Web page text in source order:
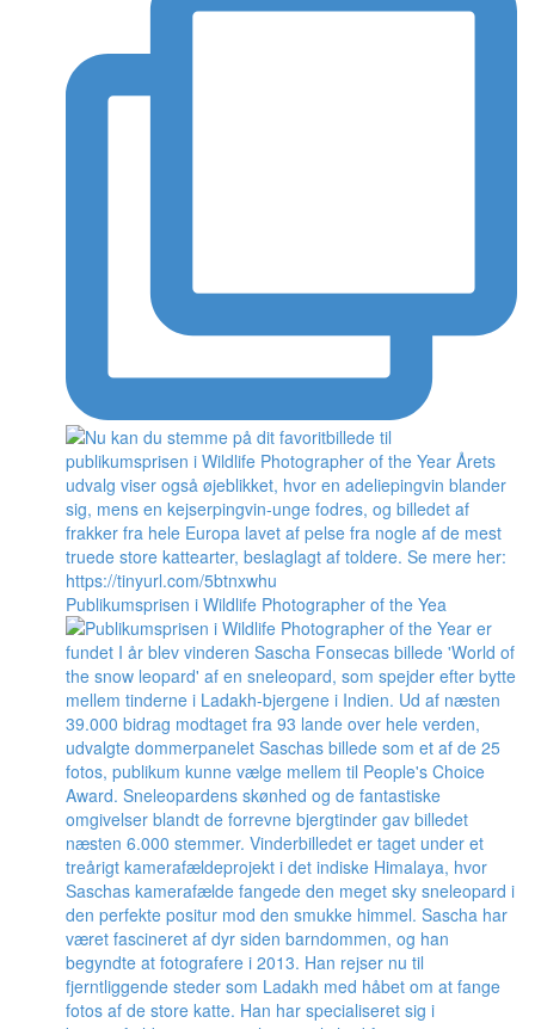
Publikumsprisen i Wildlife Photographer of the Yea